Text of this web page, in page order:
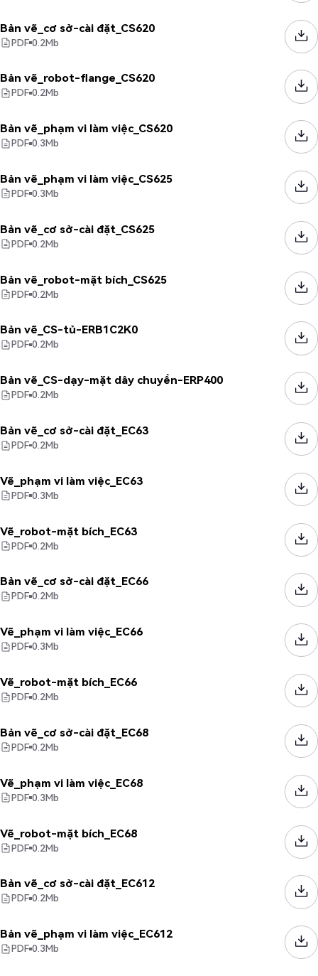
Bản vẽ_cơ sở-cài đặt_CS620
PDF 0.2Mb
Bản vẽ_robot-flange_CS620
PDF 0.2Mb
Bản vẽ_phạm vi làm việc_CS620
PDF 0.3Mb
Bản vẽ_phạm vi làm việc_CS625
PDF 0.3Mb
Bản vẽ_cơ sở-cài đặt_CS625
PDF 0.2Mb
Bản vẽ_robot-mặt bích_CS625
PDF 0.2Mb
Bản vẽ_CS-tủ-ERB1C2K0
PDF 0.2Mb
Bản vẽ_CS-dạy-mặt dây chuyền-ERP400
PDF 0.2Mb
Bản vẽ_cơ sở-cài đặt_EC63
PDF 0.2Mb
Vẽ_phạm vi làm việc_EC63
PDF 0.3Mb
Vẽ_robot-mặt bích_EC63
PDF 0.2Mb
Bản vẽ_cơ sở-cài đặt_EC66
PDF 0.2Mb
Vẽ_phạm vi làm việc_EC66
PDF 0.3Mb
Vẽ_robot-mặt bích_EC66
PDF 0.2Mb
Bản vẽ_cơ sở-cài đặt_EC68
PDF 0.2Mb
Vẽ_phạm vi làm việc_EC68
PDF 0.3Mb
Vẽ_robot-mặt bích_EC68
PDF 0.2Mb
Bản vẽ_cơ sở-cài đặt_EC612
PDF 0.2Mb
Bản vẽ_phạm vi làm việc_EC612
PDF 0.3Mb